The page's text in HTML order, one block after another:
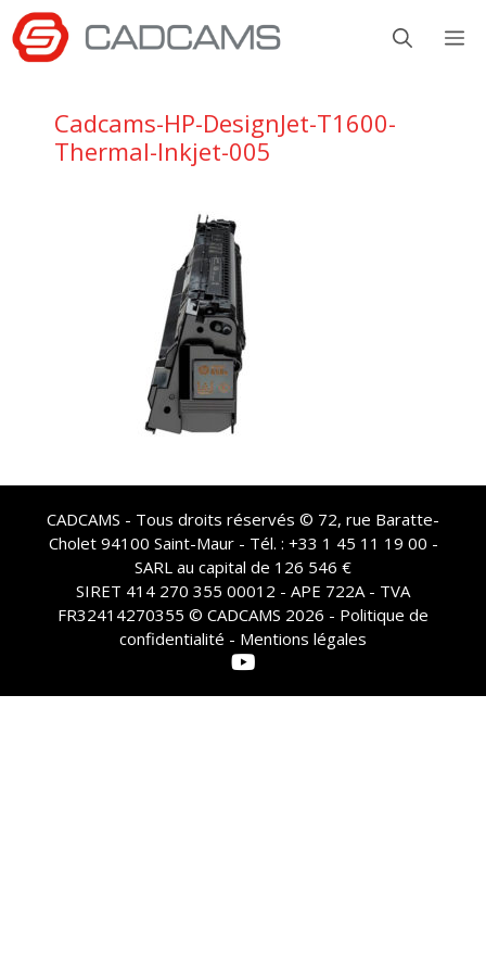
Aller
au
contenu
Cadcams-HP-DesignJet-T1600-
Thermal-Inkjet-005
CADCAMS - Tous droits réservés © 72, rue Baratte-
Cholet 94100 Saint-Maur - Tél. : +33 1 45 11 19 00 -
SARL au capital de 126 546 €
SIRET 414 270 355 00012 - APE 722A - TVA
FR32414270355 © CADCAMS 2026 - Politique de
confidentialité - Mentions légales